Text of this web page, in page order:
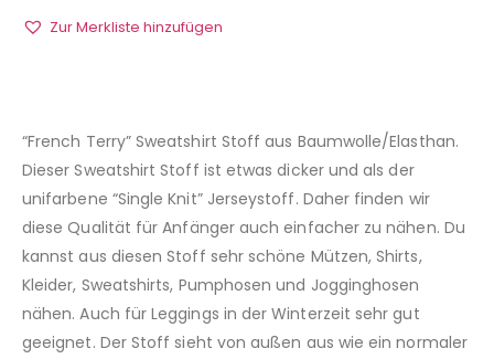
Zur Merkliste hinzufügen
“French Terry” Sweatshirt Stoff aus Baumwolle/Elasthan.
Dieser Sweatshirt Stoff ist etwas dicker und als der
unifarbene “Single Knit” Jerseystoff. Daher finden wir
diese Qualität für Anfänger auch einfacher zu nähen. Du
kannst aus diesen Stoff sehr schöne Mützen, Shirts,
Kleider, Sweatshirts, Pumphosen und Jogginghosen
nähen. Auch für Leggings in der Winterzeit sehr gut
geeignet. Der Stoff sieht von außen aus wie ein normaler